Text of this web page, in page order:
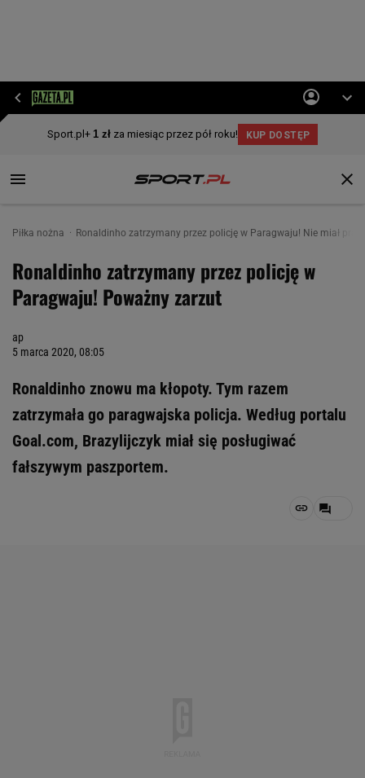
Piłka nożna Ronaldinho zatrzymany przez policję w Paragwaju! Nie miał
Ronaldinho zatrzymany przez policję w
Paragwaju! Poważny zarzut
ap
5 marca 2020, 08:05
Ronaldinho znowu ma kłopoty. Tym razem
zatrzymała go paragwajska policja. Według portalu
Goal.com, Brazylijczyk miał się posługiwać
fałszywym paszportem.